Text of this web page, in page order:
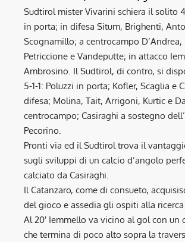
Sudtirol mister Vivarini schiera il solito
in porta; in difesa Situm, Brighenti,
Scognamillo; a centrocampo D’Andrea,
Petriccione e Vandeputte; in attacco
Ambrosino. Il Sudtirol, di contro, si
5-1-1: Poluzzi in porta; Kofler, Scaglia e
difesa; Molina, Tait, Arrigoni, Kurtic e
centrocampo; Casiraghi a sostegno
Pecorino.
Pronti via ed il Sudtirol trova il
sugli sviluppi di un calcio d’angolo
calciato da Casiraghi.
Il Catanzaro, come di consueto,
del gioco e assedia gli ospiti alla
Al 20′ Iemmello va vicino al gol con un
che termina di poco alto sopra la